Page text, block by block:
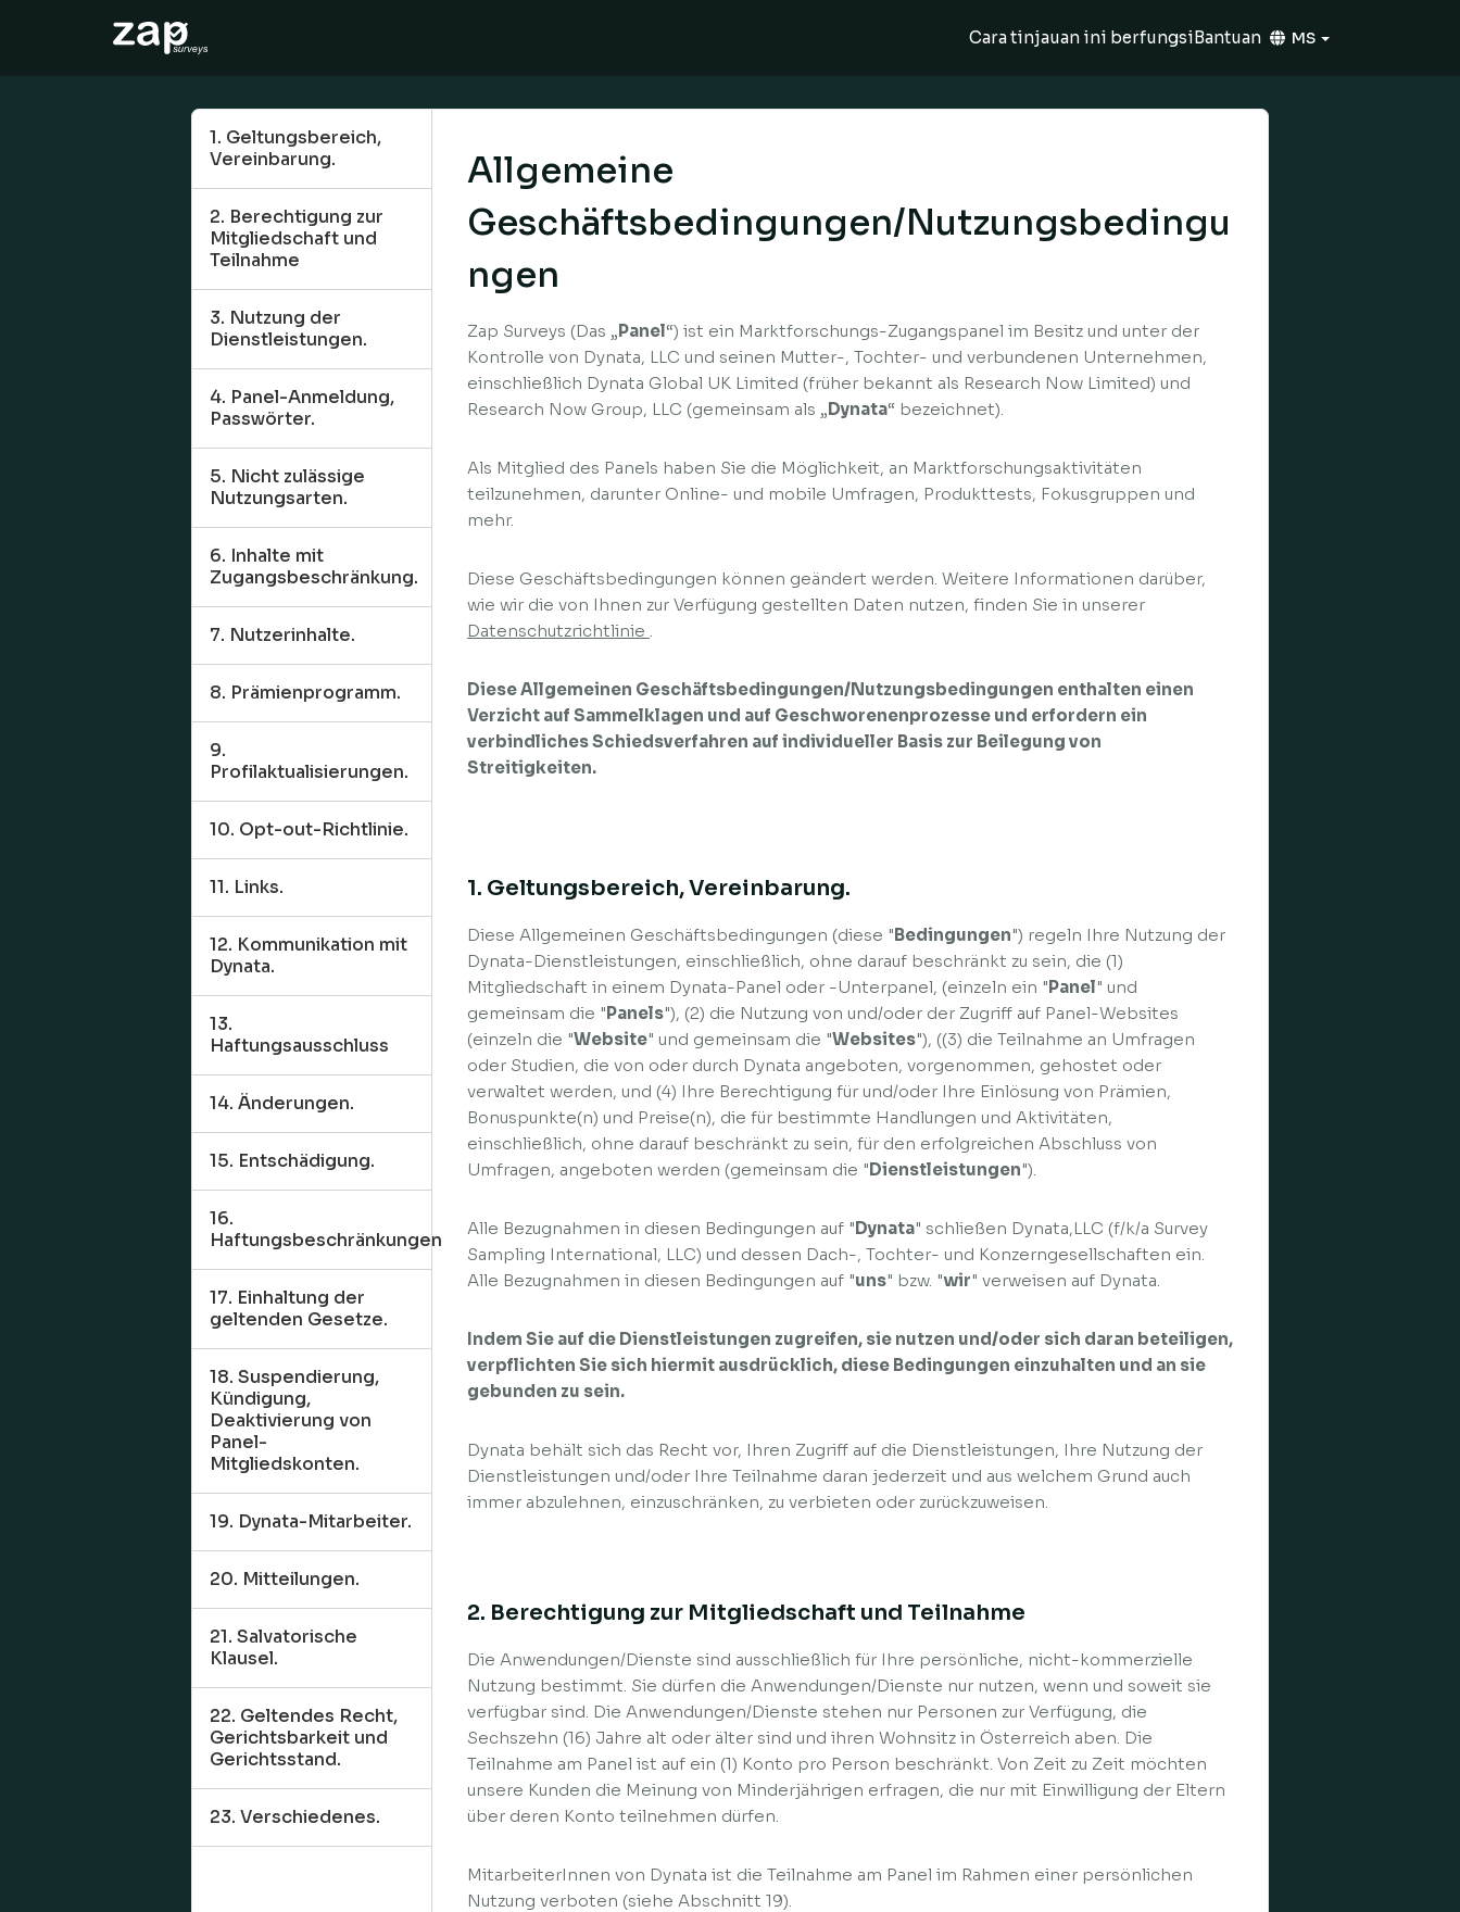
Cara tinjauan ini berfungsiBantuan MS
1. Geltungsbereich,
Vereinbarung.
2. Berechtigung zur
Mitgliedschaft und
Teilnahme
3. Nutzung der
Dienstleistungen.
4. Panel-Anmeldung,
Passwörter.
5. Nicht zulässige
Nutzungsarten.
6. Inhalte mit
Zugangsbeschränkung.
7. Nutzerinhalte.
8. Prämienprogramm.
9.
Profilaktualisierungen.
10. Opt-out-Richtlinie.
11. Links.
12. Kommunikation mit
Dynata.
13.
Haftungsausschluss
14. Änderungen.
15. Entschädigung.
16.
Haftungsbeschränkungen
17. Einhaltung der
geltenden Gesetze.
18. Suspendierung,
Kündigung,
Deaktivierung von
Panel-
Mitgliedskonten.
19. Dynata-Mitarbeiter.
20. Mitteilungen.
21. Salvatorische
Klausel.
22. Geltendes Recht,
Gerichtsbarkeit und
Gerichtsstand.
23. Verschiedenes.
Allgemeine
Geschäftsbedingungen/Nutzungsbedingu
ngen
Zap Surveys (Das „Panel“) ist ein Marktforschungs-Zugangspanel im Besitz und unter der
Kontrolle von Dynata, LLC und seinen Mutter-, Tochter- und verbundenen Unternehmen,
einschließlich Dynata Global UK Limited (früher bekannt als Research Now Limited) und
Research Now Group, LLC (gemeinsam als „Dynata“ bezeichnet).
Als Mitglied des Panels haben Sie die Möglichkeit, an Marktforschungsaktivitäten
teilzunehmen, darunter Online- und mobile Umfragen, Produkttests, Fokusgruppen und
mehr.
Diese Geschäftsbedingungen können geändert werden. Weitere Informationen darüber,
wie wir die von Ihnen zur Verfügung gestellten Daten nutzen, finden Sie in unserer
Datenschutzrichtlinie .
Diese Allgemeinen Geschäftsbedingungen/Nutzungsbedingungen enthalten einen
Verzicht auf Sammelklagen und auf Geschworenenprozesse und erfordern ein
verbindliches Schiedsverfahren auf individueller Basis zur Beilegung von
Streitigkeiten.
1. Geltungsbereich, Vereinbarung.
Diese Allgemeinen Geschäftsbedingungen (diese "Bedingungen") regeln Ihre Nutzung der
Dynata-Dienstleistungen, einschließlich, ohne darauf beschränkt zu sein, die (1)
Mitgliedschaft in einem Dynata-Panel oder -Unterpanel, (einzeln ein "Panel" und
gemeinsam die "Panels"), (2) die Nutzung von und/oder der Zugriff auf Panel-Websites
(einzeln die "Website" und gemeinsam die "Websites"), ((3) die Teilnahme an Umfragen
oder Studien, die von oder durch Dynata angeboten, vorgenommen, gehostet oder
verwaltet werden, und (4) Ihre Berechtigung für und/oder Ihre Einlösung von Prämien,
Bonuspunkte(n) und Preise(n), die für bestimmte Handlungen und Aktivitäten,
einschließlich, ohne darauf beschränkt zu sein, für den erfolgreichen Abschluss von
Umfragen, angeboten werden (gemeinsam die "Dienstleistungen").
Alle Bezugnahmen in diesen Bedingungen auf "Dynata" schließen Dynata,LLC (f/k/a Survey
Sampling International, LLC) und dessen Dach-, Tochter- und Konzerngesellschaften ein.
Alle Bezugnahmen in diesen Bedingungen auf "uns" bzw. "wir" verweisen auf Dynata.
Indem Sie auf die Dienstleistungen zugreifen, sie nutzen und/oder sich daran beteiligen,
verpflichten Sie sich hiermit ausdrücklich, diese Bedingungen einzuhalten und an sie
gebunden zu sein.
Dynata behält sich das Recht vor, Ihren Zugriff auf die Dienstleistungen, Ihre Nutzung der
Dienstleistungen und/oder Ihre Teilnahme daran jederzeit und aus welchem Grund auch
immer abzulehnen, einzuschränken, zu verbieten oder zurückzuweisen.
2. Berechtigung zur Mitgliedschaft und Teilnahme
Die Anwendungen/Dienste sind ausschließlich für Ihre persönliche, nicht-kommerzielle
Nutzung bestimmt. Sie dürfen die Anwendungen/Dienste nur nutzen, wenn und soweit sie
verfügbar sind. Die Anwendungen/Dienste stehen nur Personen zur Verfügung, die
Sechszehn (16) Jahre alt oder älter sind und ihren Wohnsitz in Österreich aben. Die
Teilnahme am Panel ist auf ein (1) Konto pro Person beschränkt. Von Zeit zu Zeit möchten
unsere Kunden die Meinung von Minderjährigen erfragen, die nur mit Einwilligung der Eltern
über deren Konto teilnehmen dürfen.
MitarbeiterInnen von Dynata ist die Teilnahme am Panel im Rahmen einer persönlichen
Nutzung verboten (siehe Abschnitt 19).